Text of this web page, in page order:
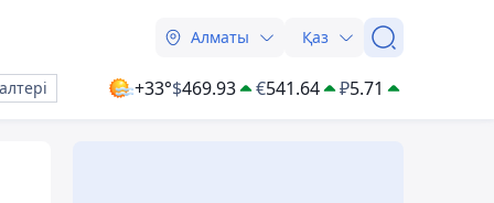
Алматы Қаз
+33°$469.93 €541.64 ₽5.71